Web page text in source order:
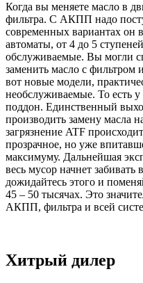
Когда вы меняете масло в
фильтра. С АКПП надо
современных вариантах он
автоматы, от 4 до 5
обслуживаемые. Вы могли
заменить масло с
вот новые модели,
необслуживаемые. То есть
поддон. Единственный
производить замену масла
загрязнение ATF
прозрачное, но уже
максимуму. Дальнейшая
весь мусор начнет забивать
дожидайтесь этого и
45 – 50 тысячах. Это
АКПП, фильтра и всей
Хитрый дилер